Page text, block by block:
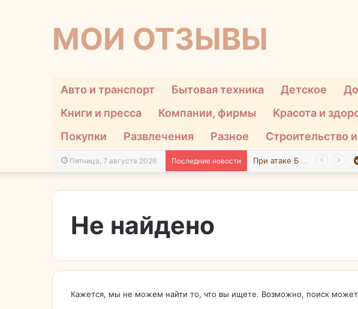
МОИ ОТЗЫВЫ
Авто и транспорт Бытовая техника Детское
Книги и пресса
Компании, фирмы Красота и
Покупки
Развлечения Разное Строительство
Пятница, 7 августа 2026 Последние новости При атаке БПЛА на Подмосковье пострадали 26 человек
Не найдено
Кажется, мы не можем найти то, что вы ищете. Возможно, поиск